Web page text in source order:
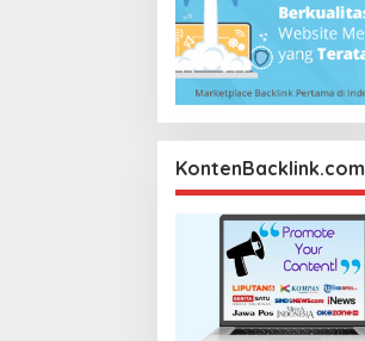
KontenBacklink.com